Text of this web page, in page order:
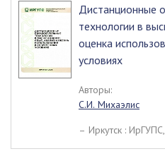
Дистанционные
технологии в
оценка
условиях
Авторы:
С.И. Михаэлис
– Иркутск :